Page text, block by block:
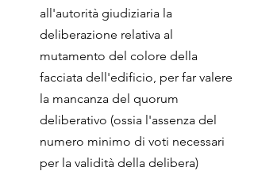
all'autorità giudiziaria la
deliberazione relativa al
mutamento del colore della
facciata dell'edificio, per far valere
la mancanza del quorum
deliberativo (ossia l'assenza del
numero minimo di voti necessari
per la validità della delibera)